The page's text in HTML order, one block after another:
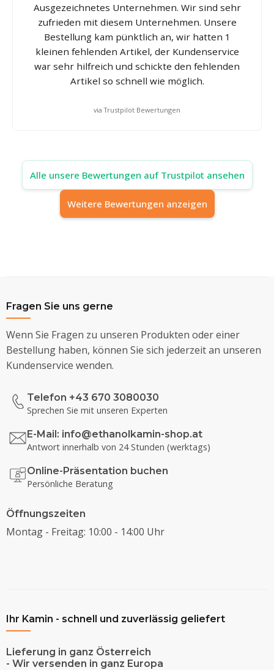
Ausgezeichnetes Unternehmen. Wir sind sehr
zufrieden mit diesem Unternehmen. Unsere
Bestellung kam pünktlich an, wir hatten 1
kleinen fehlenden Artikel, der Kundenservice
war sehr hilfreich und schickte den fehlenden
Artikel so schnell wie möglich.
via Trustpilot Bewertungen
Alle unsere Bewertungen auf Trustpilot ansehen
Weitere Bewertungen anzeigen
Fragen Sie uns gerne
Wenn Sie Fragen zu unseren Produkten oder einer
Bestellung haben, können Sie sich jederzeit an unseren
Kundenservice wenden.
Telefon +43 670 3080030
Sprechen Sie mit unseren Experten
E-Mail: info@ethanolkamin-shop.at
Antwort innerhalb von 24 Stunden (werktags)
Online-Präsentation buchen
Persönliche Beratung
Öffnungszeiten
Montag - Freitag: 10:00 - 14:00 Uhr
Ihr Kamin - schnell und zuverlässig geliefert
Lieferung in ganz Österreich
- Wir versenden in ganz Europa